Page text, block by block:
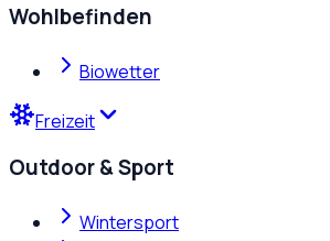
Wohlbefinden
Biowetter
Freizeit
Outdoor & Sport
Wintersport